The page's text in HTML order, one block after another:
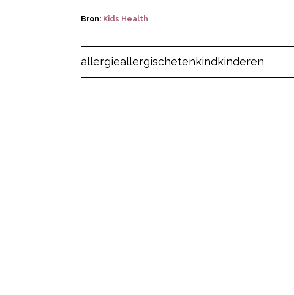
Bron: Kids Health
Post Views: 26
allergieallergischetenkindkinderen